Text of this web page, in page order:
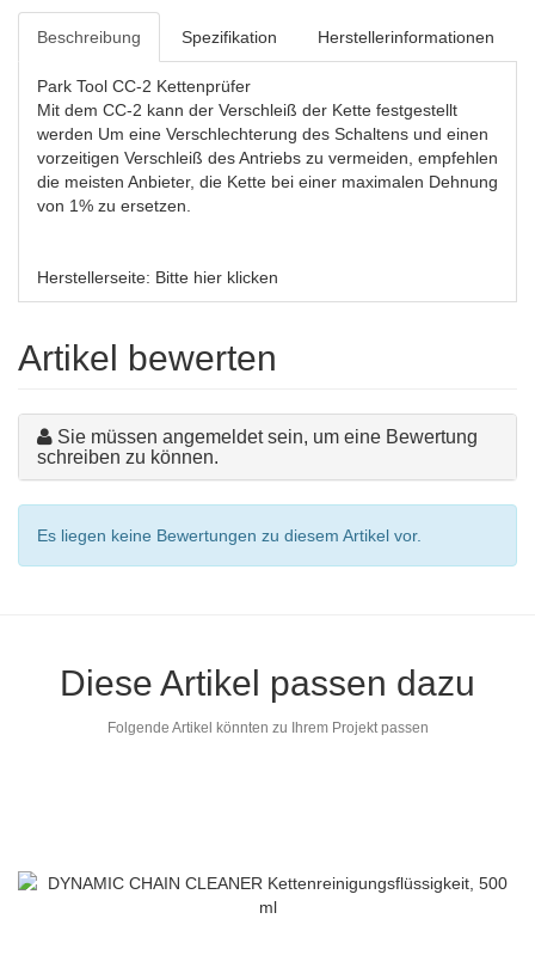
Beschreibung Spezifikation Herstellerinformationen
Park Tool CC-2 Kettenprüfer
Mit dem CC-2 kann der Verschleiß der Kette festgestellt
werden Um eine Verschlechterung des Schaltens und einen
vorzeitigen Verschleiß des Antriebs zu vermeiden, empfehlen
die meisten Anbieter, die Kette bei einer maximalen Dehnung
von 1% zu ersetzen.
Herstellerseite: Bitte hier klicken
Artikel bewerten
Sie müssen angemeldet sein, um eine Bewertung
schreiben zu können.
Es liegen keine Bewertungen zu diesem Artikel vor.
Diese Artikel passen dazu
Folgende Artikel könnten zu Ihrem Projekt passen